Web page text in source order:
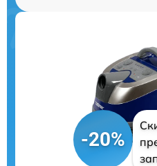
-20%